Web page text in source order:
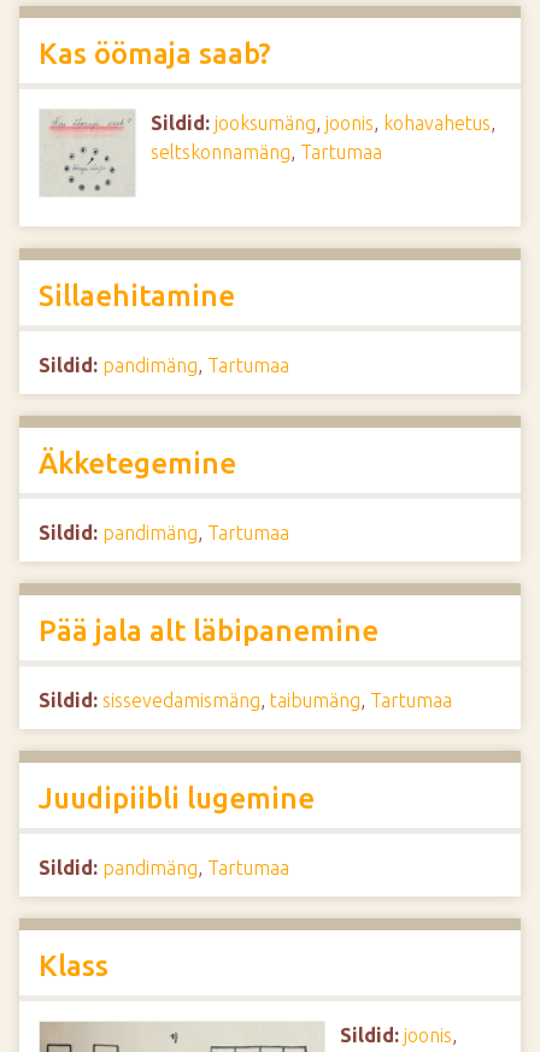
Kas öömaja saab?
Sildid: jooksumäng,joonis, kohavahetus,
seltskonnamäng, Tartumaa
Sillaehitamine
Sildid: pandimäng, Tartumaa
Äkketegemine
Sildid: pandimäng, Tartumaa
Pää jala alt läbipanemine
Sildid: sissevedamismäng, taibumäng, Tartumaa
Juudipiibli lugemine
Sildid: pandimäng, Tartumaa
Klass
Sildid: joonis,